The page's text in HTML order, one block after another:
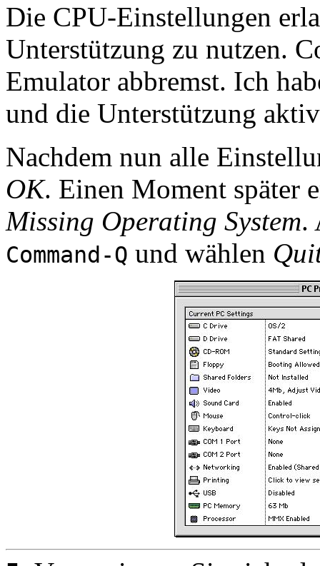
Die CPU-Einstellungen
Unterstützung zu nutzen.
Emulator abbremst. Ich
und die Unterstützung
Nachdem nun alle
OK. Einen Moment später
Missing Operating System.
Command-Q und wählen